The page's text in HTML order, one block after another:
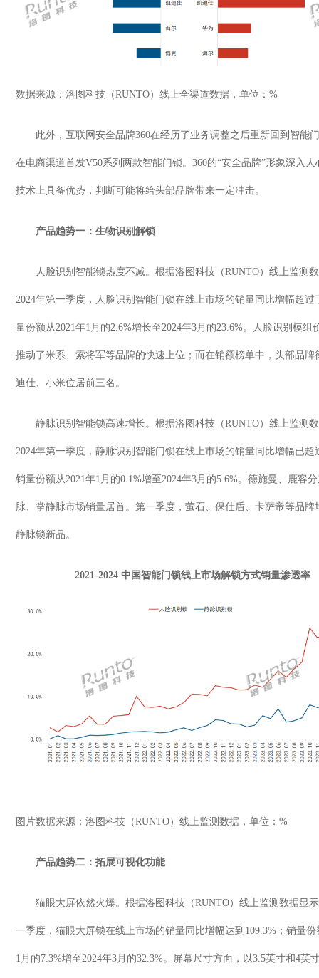
数据来源：洛图科技（RUNTO）线上全渠道数据，单位： %
此外，互联网安全品牌360在经历了业务调整之后重新回到智能
在电商渠道首发V50系列两款智能门锁。 360的“安全品牌”形象深入人
技术上具备优势，判断可能将给头部品牌带来一定冲击。
产品趋势一：生物识别解锁
人脸识别智能锁热度不减。根据洛图科技（RUNTO）线上监测
2024年第一季度，人脸识别智能门锁在线上市场的销量同比增幅超过
量份额从2021年1 月的2.6%增长至2024年3月的23.6%。人脸识别模组
推动了米系、索将军等品牌的快速上位；而在销额榜单中，头部品牌
迪仕、小米位居前三名。
静脉识别智能锁高速增长。根据洛图科技（RUNTO）线上监测
2024年第一季度，静脉识别智能门锁在线上市场的销量同比增幅已超
销量份额从2021年1 月的0.1%增至2024年3月的5.6%。德施曼、鹿客
脉、掌静脉市场销量居首。第一季度，萤石、保仕盾、卡萨帝等品牌
静脉锁新品。
2021-2024 中国智能门锁线上市场解锁方式销量渗透率
图片数据来源：洛图科技（RUNTO）线上监测数据，单位： %
产品趋势二：拓展可视化功能
猫眼大屏依然火爆。根据洛图科技（RUNTO）线上监测数据显
一季度，猫眼大屏锁在线上市场的销量同比增幅达到 109.3%；销量份
1 月的7.3%增至2024年3月的32.3%。屏幕尺寸方面，以3.5英寸和4英